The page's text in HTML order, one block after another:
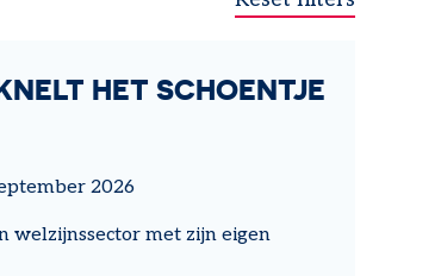
HET SCHOENTJE
2026
welzijnssector met zijn eigen